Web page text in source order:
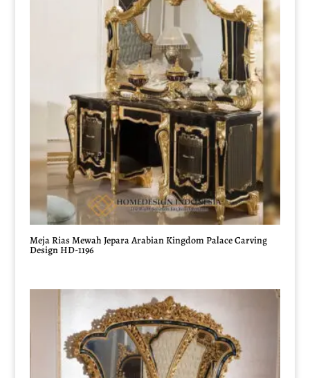
Meja Rias Mewah Jepara Arabian Kingdom Palace Carving
Design HD-1196